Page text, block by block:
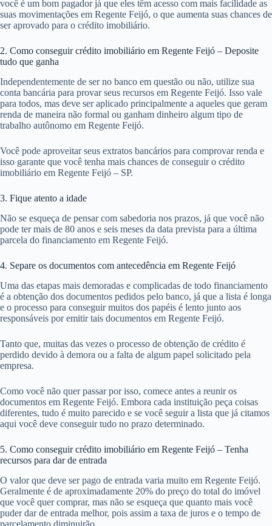
você é um bom pagador já que eles têm acesso com mais facilidade as
suas movimentações em Regente Feijó, o que aumenta suas chances de
ser aprovado para o crédito imobiliário.
2. Como conseguir crédito imobiliário em Regente Feijó – Deposite
tudo que ganha
Independentemente de ser no banco em questão ou não, utilize sua
conta bancária para provar seus recursos em Regente Feijó. Isso vale
para todos, mas deve ser aplicado principalmente a aqueles que geram
renda de maneira não formal ou ganham dinheiro algum tipo de
trabalho autônomo em Regente Feijó.
Você pode aproveitar seus extratos bancários para comprovar renda e
isso garante que você tenha mais chances de conseguir o crédito
imobiliário em Regente Feijó – SP.
3. Fique atento a idade
Não se esqueça de pensar com sabedoria nos prazos, já que você não
pode ter mais de 80 anos e seis meses da data prevista para a última
parcela do financiamento em Regente Feijó.
4. Separe os documentos com antecedência em Regente Feijó
Uma das etapas mais demoradas e complicadas de todo financiamento
é a obtenção dos documentos pedidos pelo banco, já que a lista é longa
e o processo para conseguir muitos dos papéis é lento junto aos
responsáveis por emitir tais documentos em Regente Feijó.
Tanto que, muitas das vezes o processo de obtenção de crédito é
perdido devido à demora ou a falta de algum papel solicitado pela
empresa.
Como você não quer passar por isso, comece antes a reunir os
documentos em Regente Feijó. Embora cada instituição peça coisas
diferentes, tudo é muito parecido e se você seguir a lista que já citamos
aqui você deve conseguir tudo no prazo determinado.
5. Como conseguir crédito imobiliário em Regente Feijó – Tenha
recursos para dar de entrada
O valor que deve ser pago de entrada varia muito em Regente Feijó.
Geralmente é de aproximadamente 20% do preço do total do imóvel
que você quer comprar, mas não se esqueça que quanto mais você
puder dar de entrada melhor, pois assim a taxa de juros e o tempo de
parcelamento diminuirão.